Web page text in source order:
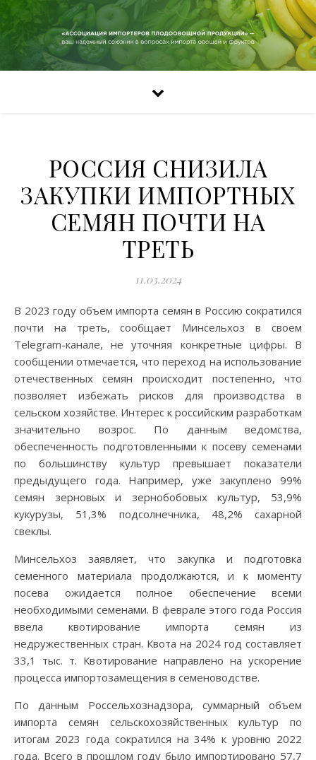
РОССИЯ СНИЗИЛА
ЗАКУПКИ ИМПОРТНЫХ
СЕМЯН ПОЧТИ НА
ТРЕТЬ
11.03.2024
В 2023 году объем импорта семян в Россию сократился
почти на треть, сообщает Минсельхоз в своем
Telegram-канале, не уточняя конкретные цифры. В
сообщении отмечается, что переход на использование
отечественных семян происходит постепенно, что
позволяет избежать рисков для производства в
сельском хозяйстве. Интерес к российским разработкам
значительно возрос. По данным ведомства,
обеспеченность подготовленными к посеву семенами
по большинству культур превышает показатели
предыдущего года. Например, уже закуплено 99%
семян зерновых и зернобобовых культур, 53,9%
кукурузы, 51,3% подсолнечника, 48,2% сахарной
свеклы.
Минсельхоз заявляет, что закупка и подготовка
семенного материала продолжаются, и к моменту
посева ожидается полное обеспечение всеми
необходимыми семенами. В феврале этого года Россия
ввела квотирование импорта семян из
недружественных стран. Квота на 2024 год составляет
33,1 тыс. т. Квотирование направлено на ускорение
процесса импортозамещения в семеноводстве.
По данным Россельхознадзора, суммарный объем
импорта семян сельскохозяйственных культур по
итогам 2023 года сократился на 34% к уровню 2022
года. Всего в прошлом году было импортировано 57,7